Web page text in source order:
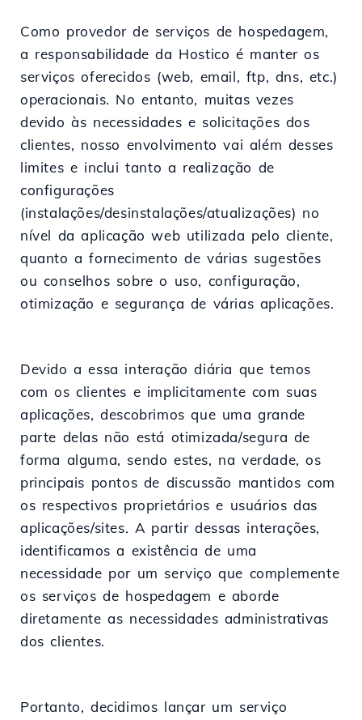
Como provedor de serviços de hospedagem,
a responsabilidade da Hostico é manter os
serviços oferecidos (web, email, ftp, dns, etc.)
operacionais. No entanto, muitas vezes
devido às necessidades e solicitações dos
clientes, nosso envolvimento vai além desses
limites e inclui tanto a realização de
configurações
(instalações/desinstalações/atualizações) no
nível da aplicação web utilizada pelo cliente,
quanto a fornecimento de várias sugestões
ou conselhos sobre o uso, configuração,
otimização e segurança de várias aplicações.
Devido a essa interação diária que temos
com os clientes e implicitamente com suas
aplicações, descobrimos que uma grande
parte delas não está otimizada/segura de
forma alguma, sendo estes, na verdade, os
principais pontos de discussão mantidos com
os respectivos proprietários e usuários das
aplicações/sites. A partir dessas interações,
identificamos a existência de uma
necessidade por um serviço que complemente
os serviços de hospedagem e aborde
diretamente as necessidades administrativas
dos clientes.
Portanto, decidimos lançar um serviço